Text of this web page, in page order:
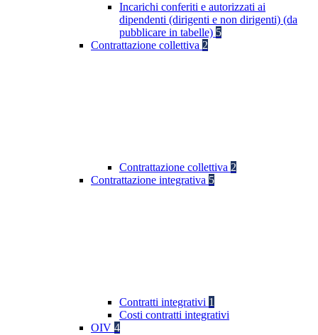
Incarichi conferiti e autorizzati ai
dipendenti (dirigenti e non dirigenti) (da
pubblicare in tabelle) 5
Contrattazione collettiva 2
Contrattazione collettiva 2
Contrattazione integrativa 5
Contratti integrativi 1
Costi contratti integrativi
OIV 4